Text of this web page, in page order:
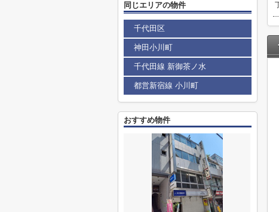
同じエリアの物件
千代田区
神田小川町
千代田線 新御茶ノ水
都営新宿線 小川町
おすすめ物件